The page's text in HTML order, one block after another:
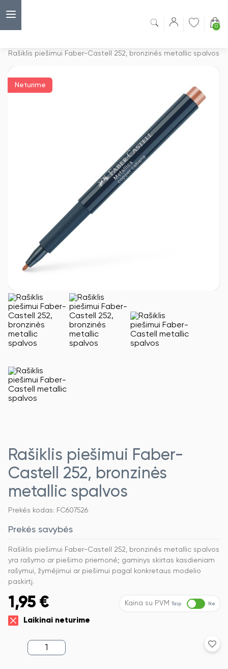
0
Rašiklis piešimui Faber-Castell 252, bronzinės metallic spalvos
Neturime
Rašiklis piešimui Faber-
Castell 252, bronzinės
metallic spalvos
Prekės kodas: FC607526
Prekės savybės
Rašiklis piešimui Faber-Castell 252, bronzinės metallic spalvos
yra rašymo ar piešimo priemonė; gaminys skirtas kasdieniam
rašymui, žymėjimui ar piešimui pagal konkretaus modelio
paskirtį.
1,95 € Kaina su PVM Taip Ne
Laikinai neturime
produkto
kiekis: